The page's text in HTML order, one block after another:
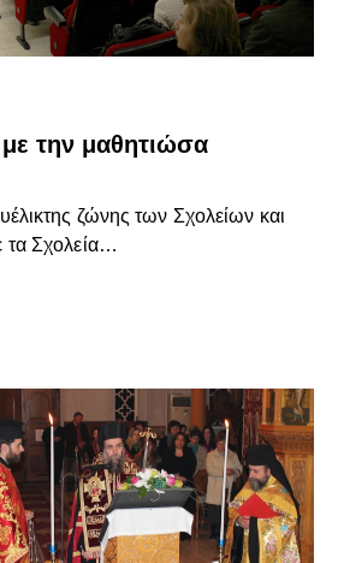
την μαθητιώσα
ζώνης των Σχολείων και
τα Σχολεία…